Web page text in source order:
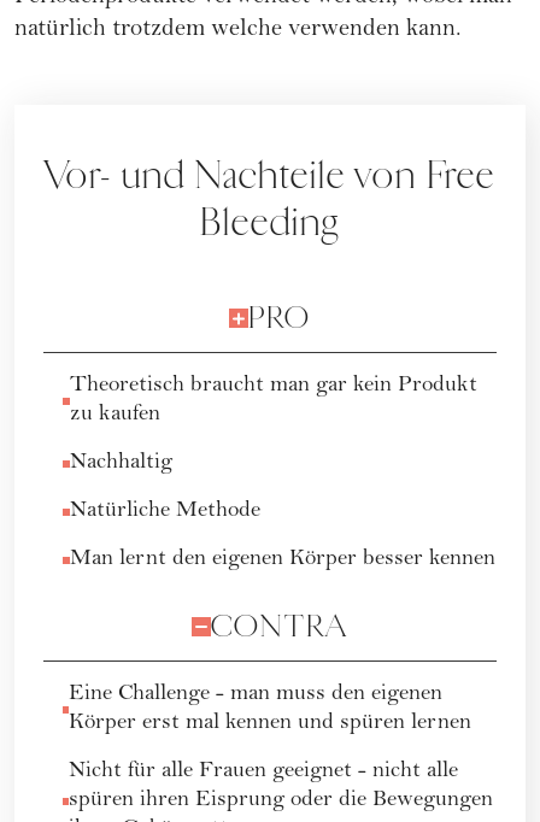
natürlich trotzdem welche verwenden kann.
Vor- und Nachteile von Free
Bleeding
PRO
Theoretisch braucht man gar kein Produkt
zu kaufen
Nachhaltig
Natürliche Methode
Man lernt den eigenen Körper besser kennen
CONTRA
Eine Challenge - man muss den eigenen
Körper erst mal kennen und spüren lernen
Nicht für alle Frauen geeignet - nicht alle
spüren ihren Eisprung oder die Bewegungen